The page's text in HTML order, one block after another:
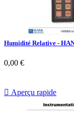
Humidité Relative -
0,00 €
 Aperçu rapide